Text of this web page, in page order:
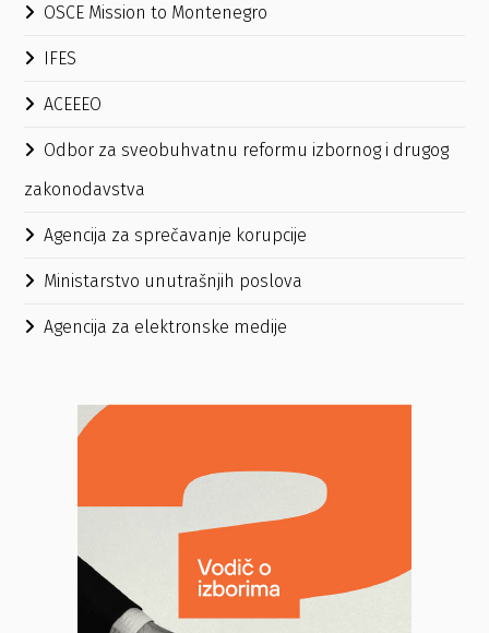
OSCE Mission to Montenegro
IFES
ACEEEO
Odbor za sveobuhvatnu reformu izbornog i drugog
zakonodavstva
Agencija za sprečavanje korupcije
Ministarstvo unutrašnjih poslova
Agencija za elektronske medije